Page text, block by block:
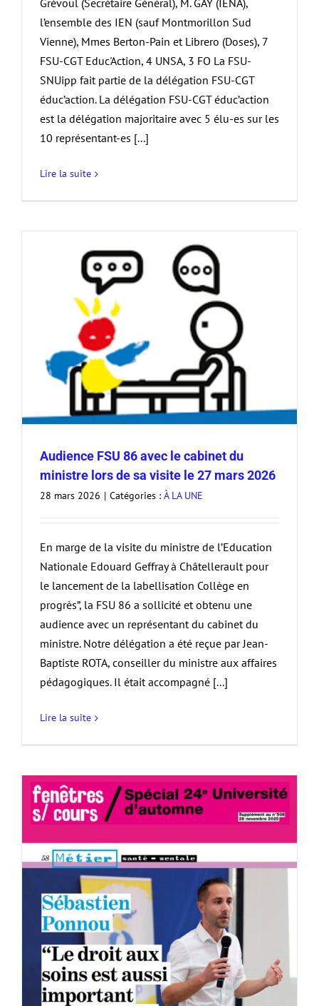
Grévoul (Secrétaire Général), M. GAY (IENA),
l’ensemble des IEN (sauf Montmorillon Sud
Vienne), Mmes Berton-Pain et Librero (Doses), 7
FSU-CGT Educ'Action, 4 UNSA, 3 FO La FSU-
SNUipp fait partie de la délégation FSU-CGT
éduc’action. La délégation FSU-CGT éduc’action
est la délégation majoritaire avec 5 élu-es sur les
10 représentant-es [...]
Lire la suite
Audience FSU 86 avec le cabinet du
ministre lors de sa visite le 27 mars 2026
28 mars 2026 | Catégories : À LA UNE
En marge de la visite du ministre de l’Education
Nationale Edouard Geffray à Châtellerault pour
le lancement de la labellisation Collège en
progrès”, la FSU 86 a sollicité et obtenu une
audience avec un représentant du cabinet du
ministre. Notre délégation a été reçue par Jean-
Baptiste ROTA, conseiller du ministre aux affaires
pédagogiques. Il était accompagné [...]
Lire la suite